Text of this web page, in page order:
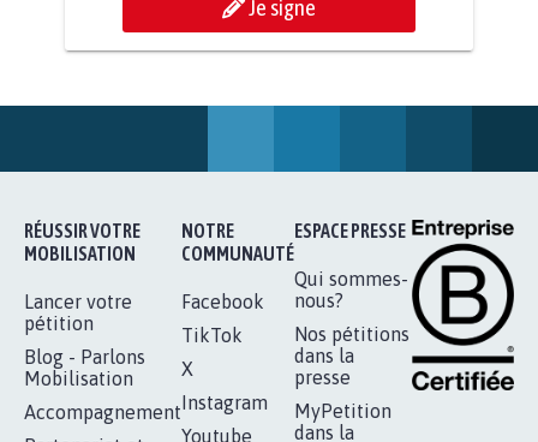
AGRESSION DE MON FILS THÉO :
Je signe